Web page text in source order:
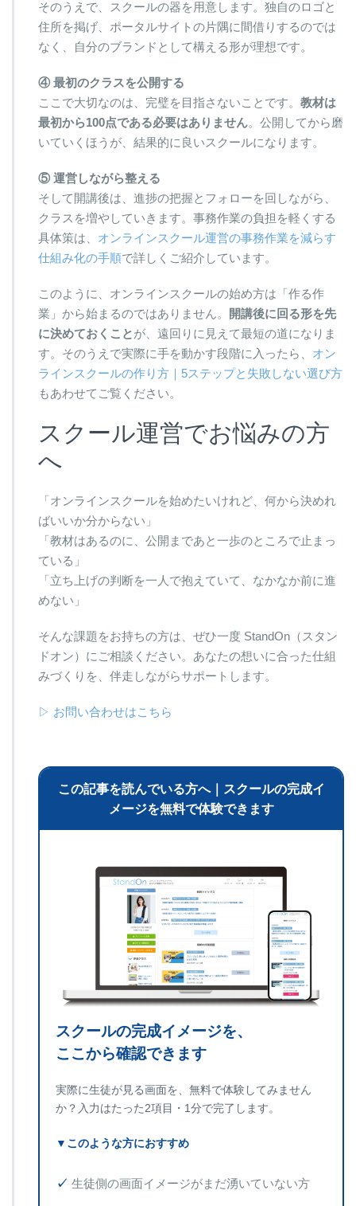
そのうえで、スクールの器を用意します。独自のロゴと
住所を掲げ、ポータルサイトの片隅に間借りするのでは
なく、自分のブランドとして構える形が理想です。
④ 最初のクラスを公開する
ここで大切なのは、完璧を目指さないことです。 教材は
最初から100点である必要はありません。公開してから磨
いていくほうが、結果的に良いスクールになります。
⑤ 運営しながら整える
そして開講後は、進捗の把握とフォローを回しながら、
クラスを増やしていきます。事務作業の負担を軽くする
具体策は、 オンラインスクール運営の事務作業を減らす
仕組み化の手順で詳しくご紹介しています。
このように、オンラインスクールの始め方は「作る作
業」から始まるのではありません。
開講後に回る形を先
に決めておくことが、遠回りに見えて最短の道になりま
す。そのうえで実際に手を動かす段階に入ったら、 オン
ラインスクールの作り方｜5ステップと失敗しない選び方
もあわせてご覧ください。
スクール運営でお悩みの方
へ
「オンラインスクールを始めたいけれど、何から決めれ
ばいいか分からない」
「教材はあるのに、公開まであと一歩のところで止まっ
ている」
「立ち上げの判断を一人で抱えていて、なかなか前に進
めない」
そんな課題をお持ちの方は、ぜひ一度 StandOn（スタン
ドオン）にご相談ください。あなたの想いに合った仕組
みづくりを、伴走しながらサポートします。
▷ お問い合わせはこちら
この記事を読んでいる方へ｜スクールの完成イ
メージを無料で体験できます
スクールの完成イメージを、
ここから確認できます
実際に生徒が見る画面を、無料で体験してみません
か？入力はたった2項目・1分で完了します。
▼このような方におすすめ
生徒側の画面イメージがまだ湧いていない方